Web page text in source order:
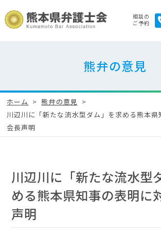
相談の
ご予約
熊弁の意見
ホーム
熊弁の意見
川辺川に「新たな流水型ダム」を求める熊本県
会長声明
川辺川に「新たな流水型
める熊本県知事の表明に
声明